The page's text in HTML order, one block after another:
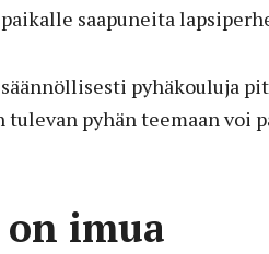
saapuneita
pyhäkouluja
tulevan pyhän teemaan voi
imua